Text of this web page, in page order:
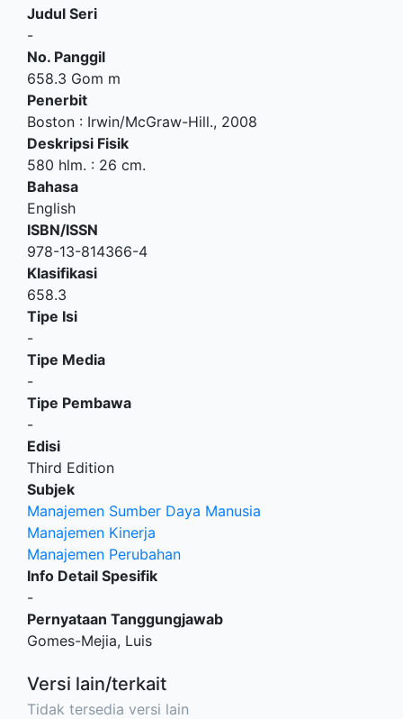
Judul Seri
-
No. Panggil
658.3 Gom m
Penerbit
Boston : Irwin/McGraw-Hill., 2008
Deskripsi Fisik
580 hlm. : 26 cm.
Bahasa
English
ISBN/ISSN
978-13-814366-4
Klasifikasi
658.3
Tipe Isi
-
Tipe Media
-
Tipe Pembawa
-
Edisi
Third Edition
Subjek
Manajemen Sumber Daya Manusia
Manajemen Kinerja
Manajemen Perubahan
Info Detail Spesifik
-
Pernyataan Tanggungjawab
Gomes-Mejia, Luis
Versi lain/terkait
Tidak tersedia versi lain